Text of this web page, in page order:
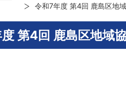
令和7年度 第4回 鹿島区地
第4回 鹿島区地域